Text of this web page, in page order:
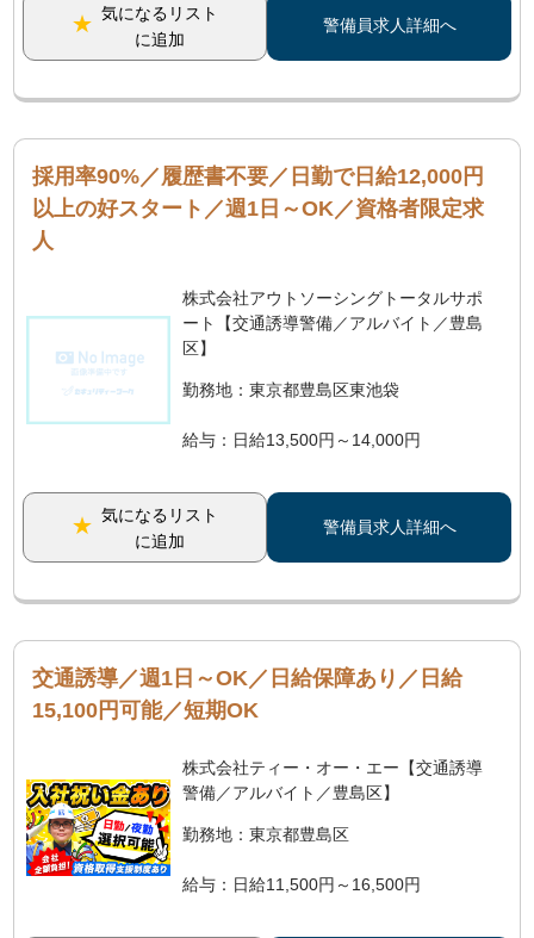
気になるリスト
に追加
警備員求人詳細へ
採用率90%／履歴書不要／日勤で日給12,000円
以上の好スタート／週1日～OK／資格者限定求
人
株式会社アウトソーシングトータルサポ
ート【交通誘導警備／アルバイト／豊島
区】
勤務地：東京都豊島区東池袋
給与：日給13,500円～14,000円
気になるリスト
に追加
警備員求人詳細へ
交通誘導／週1日～OK／日給保障あり／日給
15,100円可能／短期OK
株式会社ティー・オー・エー【交通誘導
警備／アルバイト／豊島区】
勤務地：東京都豊島区
給与：日給11,500円～16,500円